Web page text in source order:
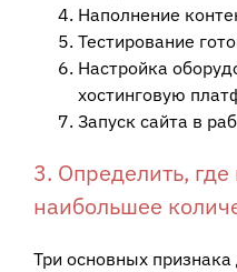
Наполнение
Тестирование
Настройка
хостинговую
Запуск сайта в
3. Определить, где
наибольшее
Три основных